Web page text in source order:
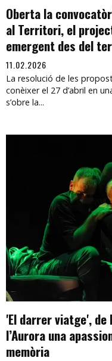
Oberta la
al Territori, el
emergent des del
11.02.2026
La resolució de les
conèixer el 27 d’abril en
s’obre la...
'El darrer viatge', de
l’Aurora una
memòria